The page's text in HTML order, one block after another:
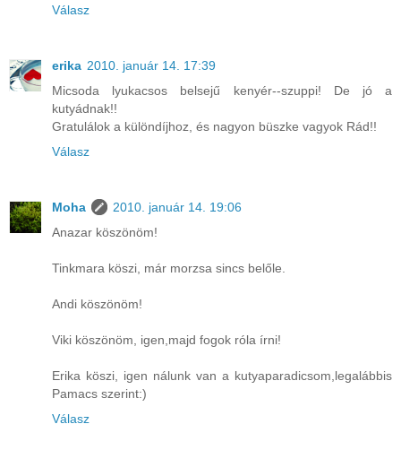
Válasz
erika 2010. január 14. 17:39
Micsoda lyukacsos belsejű kenyér--szuppi! De jó a
kutyádnak!!
Gratulálok a különdíjhoz, és nagyon büszke vagyok Rád!!
Válasz
Moha
2010. január 14. 19:06
Anazar köszönöm!
Tinkmara köszi, már morzsa sincs belőle.
Andi köszönöm!
Viki köszönöm, igen,majd fogok róla írni!
Erika köszi, igen nálunk van a kutyaparadicsom,legalábbis
Pamacs szerint:)
Válasz